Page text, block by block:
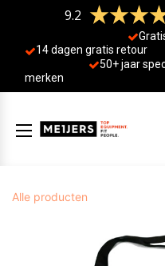
9.2
14 dagen gratis retour
50+ jaar
merken
Alle producten